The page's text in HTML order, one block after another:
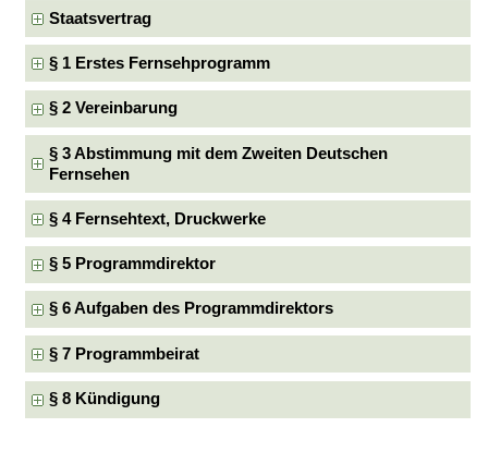
Staatsvertrag
§ 1 Erstes Fernsehprogramm
§ 2 Vereinbarung
§ 3 Abstimmung mit dem Zweiten Deutschen
Fernsehen
§ 4 Fernsehtext, Druckwerke
§ 5 Programmdirektor
§ 6 Aufgaben des Programmdirektors
§ 7 Programmbeirat
§ 8 Kündigung